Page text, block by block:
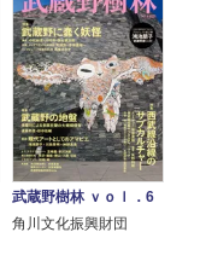
武蔵野樹林 ｖｏｌ．6
角川文化振興財団